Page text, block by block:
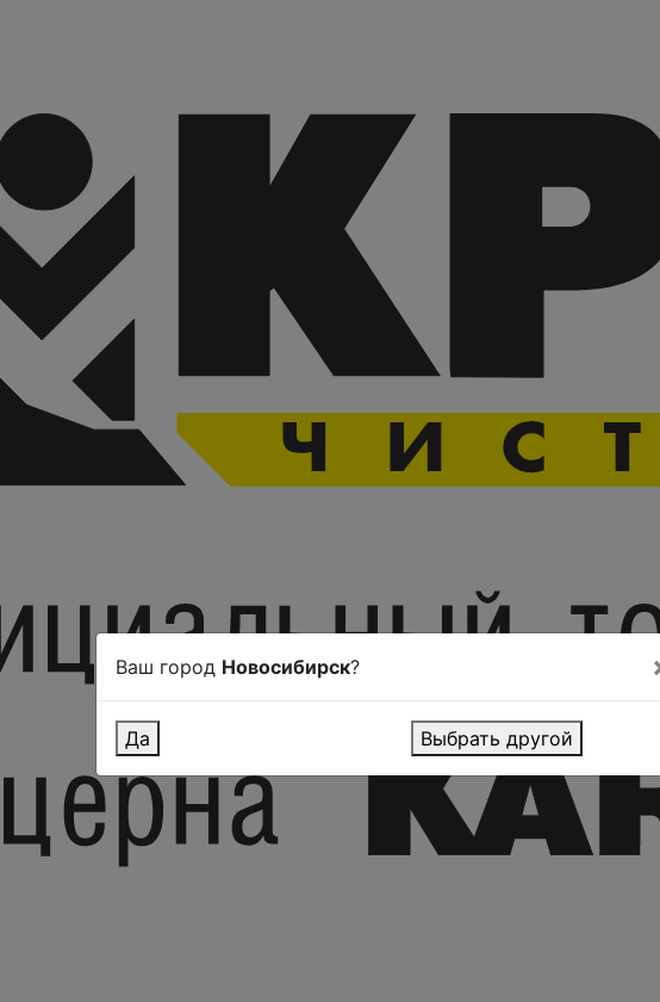
Ваш город Новосибирск?
Да Выбрать другой